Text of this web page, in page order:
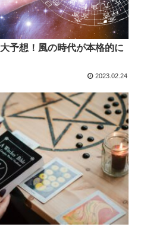
予想！風の時代が本格的に
2023.02.24